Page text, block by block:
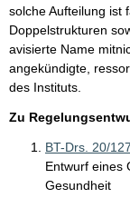
solche Aufteilung ist
Doppelstrukturen
avisierte Name
angekündigte,
des Instituts.
Zu
BT-Drs. 20/
Entwurf eines
Gesundheit